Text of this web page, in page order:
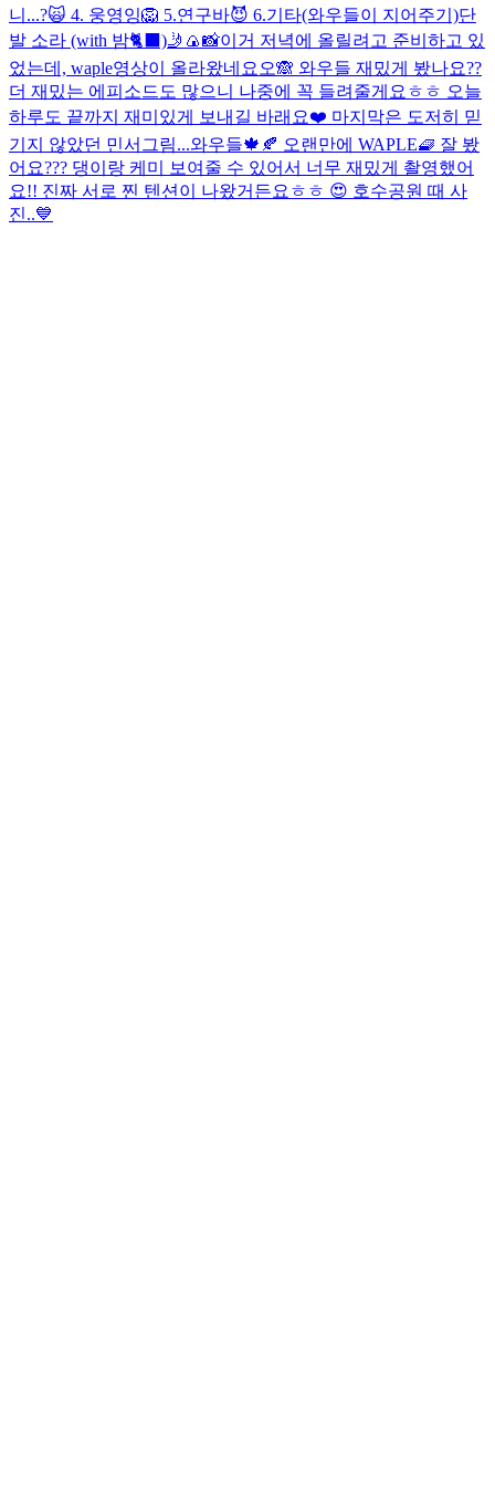
니...?🙀 4. 웅영잉🦁 5.연구바😈 6.기타(와우들이 지어주기)단
발 소라 (with 밤🐈‍⬛)🤳🍙📸이거 저녁에 올릴려고 준비하고 있
었는데, waple영상이 올라왔네요오🙈 와우들 재밌게 봤나요??
더 재밌는 에피소드도 많으니 나중에 꼭 들려줄게요ㅎㅎ 오늘
하루도 끝까지 재미있게 보내길 바래요❤️ 마지막은 도저히 믿
기지 않았던 민서그림...와우들🍁🍂 오랜만에 WAPLE🧇 잘 봤
어요??? 댕이랑 케미 보여줄 수 있어서 너무 재밌게 촬영했어
요!! 진짜 서로 찐 텐션이 나왔거든요ㅎㅎ 😍 호수공원 때 사
진..💙